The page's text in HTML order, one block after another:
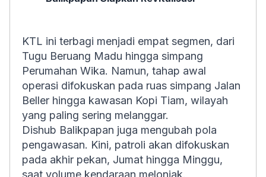
KTL ini terbagi menjadi empat segmen, dari
Tugu Beruang Madu hingga simpang
Perumahan Wika. Namun, tahap awal
operasi difokuskan pada ruas simpang Jalan
Beller hingga kawasan Kopi Tiam, wilayah
yang paling sering melanggar.
Dishub Balikpapan juga mengubah pola
pengawasan. Kini, patroli akan difokuskan
pada akhir pekan, Jumat hingga Minggu,
saat volume kendaraan melonjak.